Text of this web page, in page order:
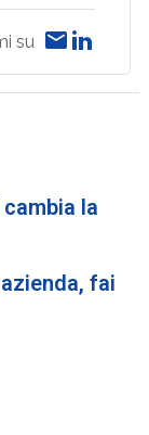
su
la
fai